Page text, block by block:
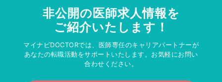
非公開の医師求人情報を
ご紹介いたします！
マイナビDOCTORでは、医師専任のキャリアパートナーが
あなたの転職活動をサポートいたします。お気軽にお問い
合わせください。